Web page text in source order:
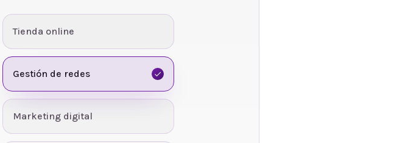
Tienda online
Gestión de redes
Marketing digital